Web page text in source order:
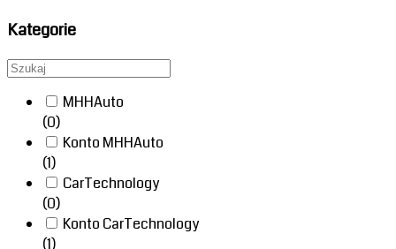
Kategorie
MHHAuto
(0)
Konto MHHAuto
(1)
CarTechnology
(0)
Konto CarTechnology
(1)